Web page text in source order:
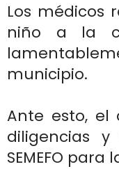
Los médicos
niño a la
municipio.
Ante esto, el
diligencias
SEMEFO